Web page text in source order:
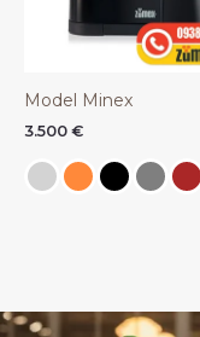
Model Minex
3.500 €